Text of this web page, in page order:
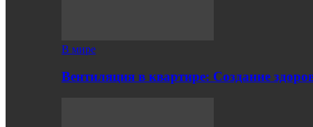
В мире
Вентиляция в квартире: Создание